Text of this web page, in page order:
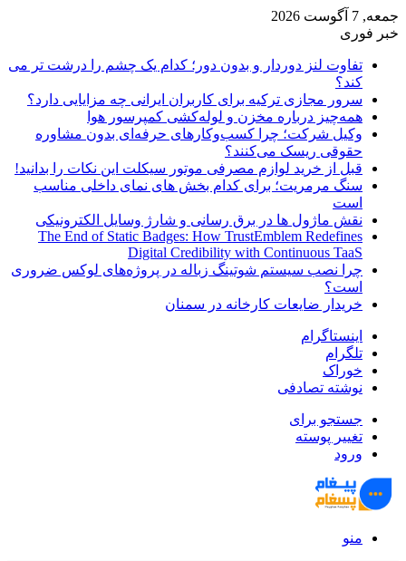
جمعه, 7 آگوست 2026
خبر فوری
تفاوت لنز دوردار و بدون دور؛ کدام یک چشم را درشت تر می
کند؟
سرور مجازی ترکیه برای کاربران ایرانی چه مزایایی دارد؟
همه‌چیز درباره مخزن و لوله‌کشی کمپرسور هوا
وکیل شرکت؛ چرا کسب‌وکارهای حرفه‌ای بدون مشاوره
حقوقی ریسک می‌کنند؟
قبل از خرید لوازم مصرفی موتور سیکلت این نکات را بدانید!
سنگ مرمریت؛ برای کدام بخش های نمای داخلی مناسب
است
نقش ماژول ها در برق رسانی و شارژ وسایل الکترونیکی
The End of Static Badges: How TrustEmblem Redefines
Digital Credibility with Continuous TaaS
چرا نصب سیستم شوتینگ زباله در پروژه‌های لوکس ضروری
است؟
خریدار ضایعات کارخانه در سمنان
اینستاگرام
تلگرام
خوراک
نوشته تصادفی
جستجو برای
تغییر پوسته
ورود
منو